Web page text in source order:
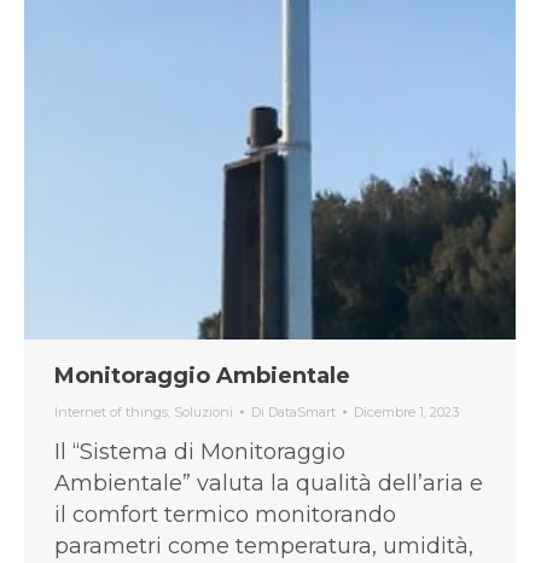
Monitoraggio Ambientale
Internet of things, Soluzioni Di DataSmart Dicembre 1, 2023
Il “Sistema di Monitoraggio
Ambientale” valuta la qualità dell’aria e
il comfort termico monitorando
parametri come temperatura, umidità,